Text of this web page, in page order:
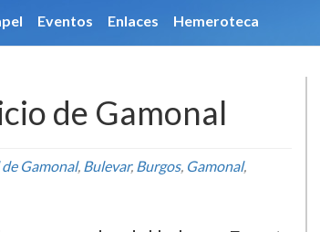
Eventos Enlaces Hemeroteca
de Gamonal
Gamonal, Bulevar, Burgos, Gamonal,